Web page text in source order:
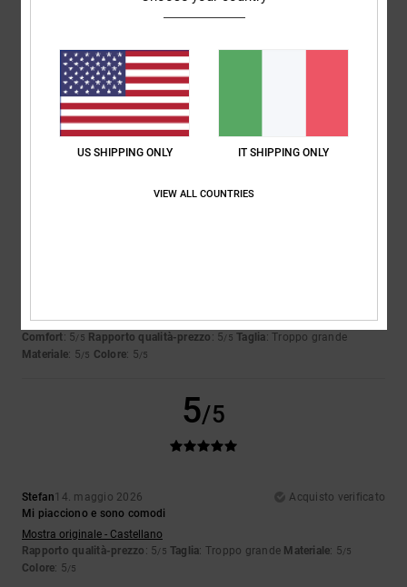
10. luglio 2026
Acquisto verificato
Perché sì.
Mostra originale - Français
Comfort: 4/5 Rapporto qualità-prezzo
Materiale: 4/5 Colore: 3/5
5/5
Mostra originale - Castellano
Comfort: 5/5 Rapporto qualità-prezzo : 5/5 Taglia: Troppo grande
Materiale: 5/5 Colore: 5/5
5/5
Stefan14. maggio 2026
Acquisto verificato
Mi piacciono e sono comodi
Mostra originale - Castellano
Rapporto qualità-prezzo : 5/5 Taglia: Troppo grande Materiale: 5/5
Colore: 5/5
US SHIPPING ONLY IT SHIPPING ONLY
VIEW ALL COUNTRIES